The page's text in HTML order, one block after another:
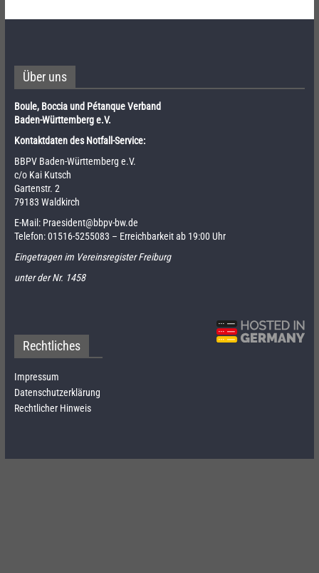
Über uns
Boule, Boccia und Pétanque Verband
Baden-Württemberg e.V.
Kontaktdaten des Notfall-Service:
BBPV Baden-Württemberg e.V.
c/o Kai Kutsch
Gartenstr. 2
79183 Waldkirch
E-Mail: Praesident@bbpv-bw.de
Telefon:01516-5255083 – Erreichbarkeit ab 19:00 Uhr
Eingetragen im Vereinsregister Freiburg
unter der Nr. 1458
Rechtliches
Impressum
Datenschutzerklärung
Rechtlicher Hinweis